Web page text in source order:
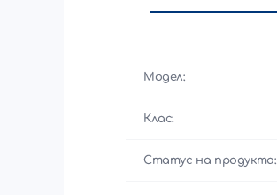
Модел:
Клас:
Статус на продукта: